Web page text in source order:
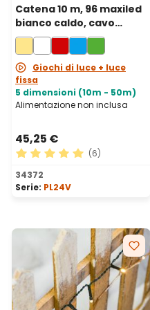
Catena 10 m, 96 maxiled
bianco caldo, cavo
trasparente,
prolungabile
Giochi di luce + luce
fissa
5 dimensioni (10m - 50m)
Alimentazione non inclusa
45,25 €
Valutazione media di 5
(6)
34372
Serie: PL24V